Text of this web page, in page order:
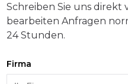
Schreiben Sie uns direkt
bearbeiten Anfragen
24 Stunden.
Firma